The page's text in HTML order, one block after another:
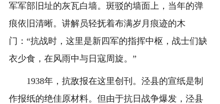
军军部旧址的灰瓦白墙。斑驳的墙面上，当年的弹
痕依旧清晰。讲解员轻抚着布满岁月痕迹的木
门：“抗战时，这里是新四军的指挥中枢，战士们缺
衣少食，在风雨中与日寇周旋。”
1938年，抗敌报在这里创刊。泾县的宣纸是制
作报纸的绝佳原材料。但由于抗日战争爆发，泾县